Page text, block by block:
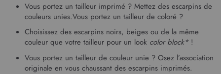
Vous portez un tailleur imprimé ? Mettez des escarpins de
couleurs unies.Vous portez un tailleur de coloré ?
Choisissez des escarpins noirs, beiges ou de la même
couleur que votre tailleur pour un look color block*!
Vous portez un tailleur de couleur unie ? Osez l’association
originale en vous chaussant des escarpins imprimés.